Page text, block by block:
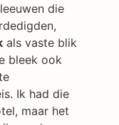
die
als vaste blik
bleek ook
Ik had die
maar het